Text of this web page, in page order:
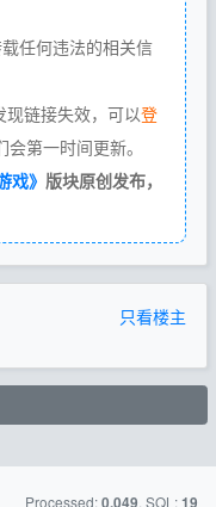
任何违法的相关信
现链接失效，可以登
第一时间更新。
戏》 版块原创发布，
只看楼主
Processed: , SQL: